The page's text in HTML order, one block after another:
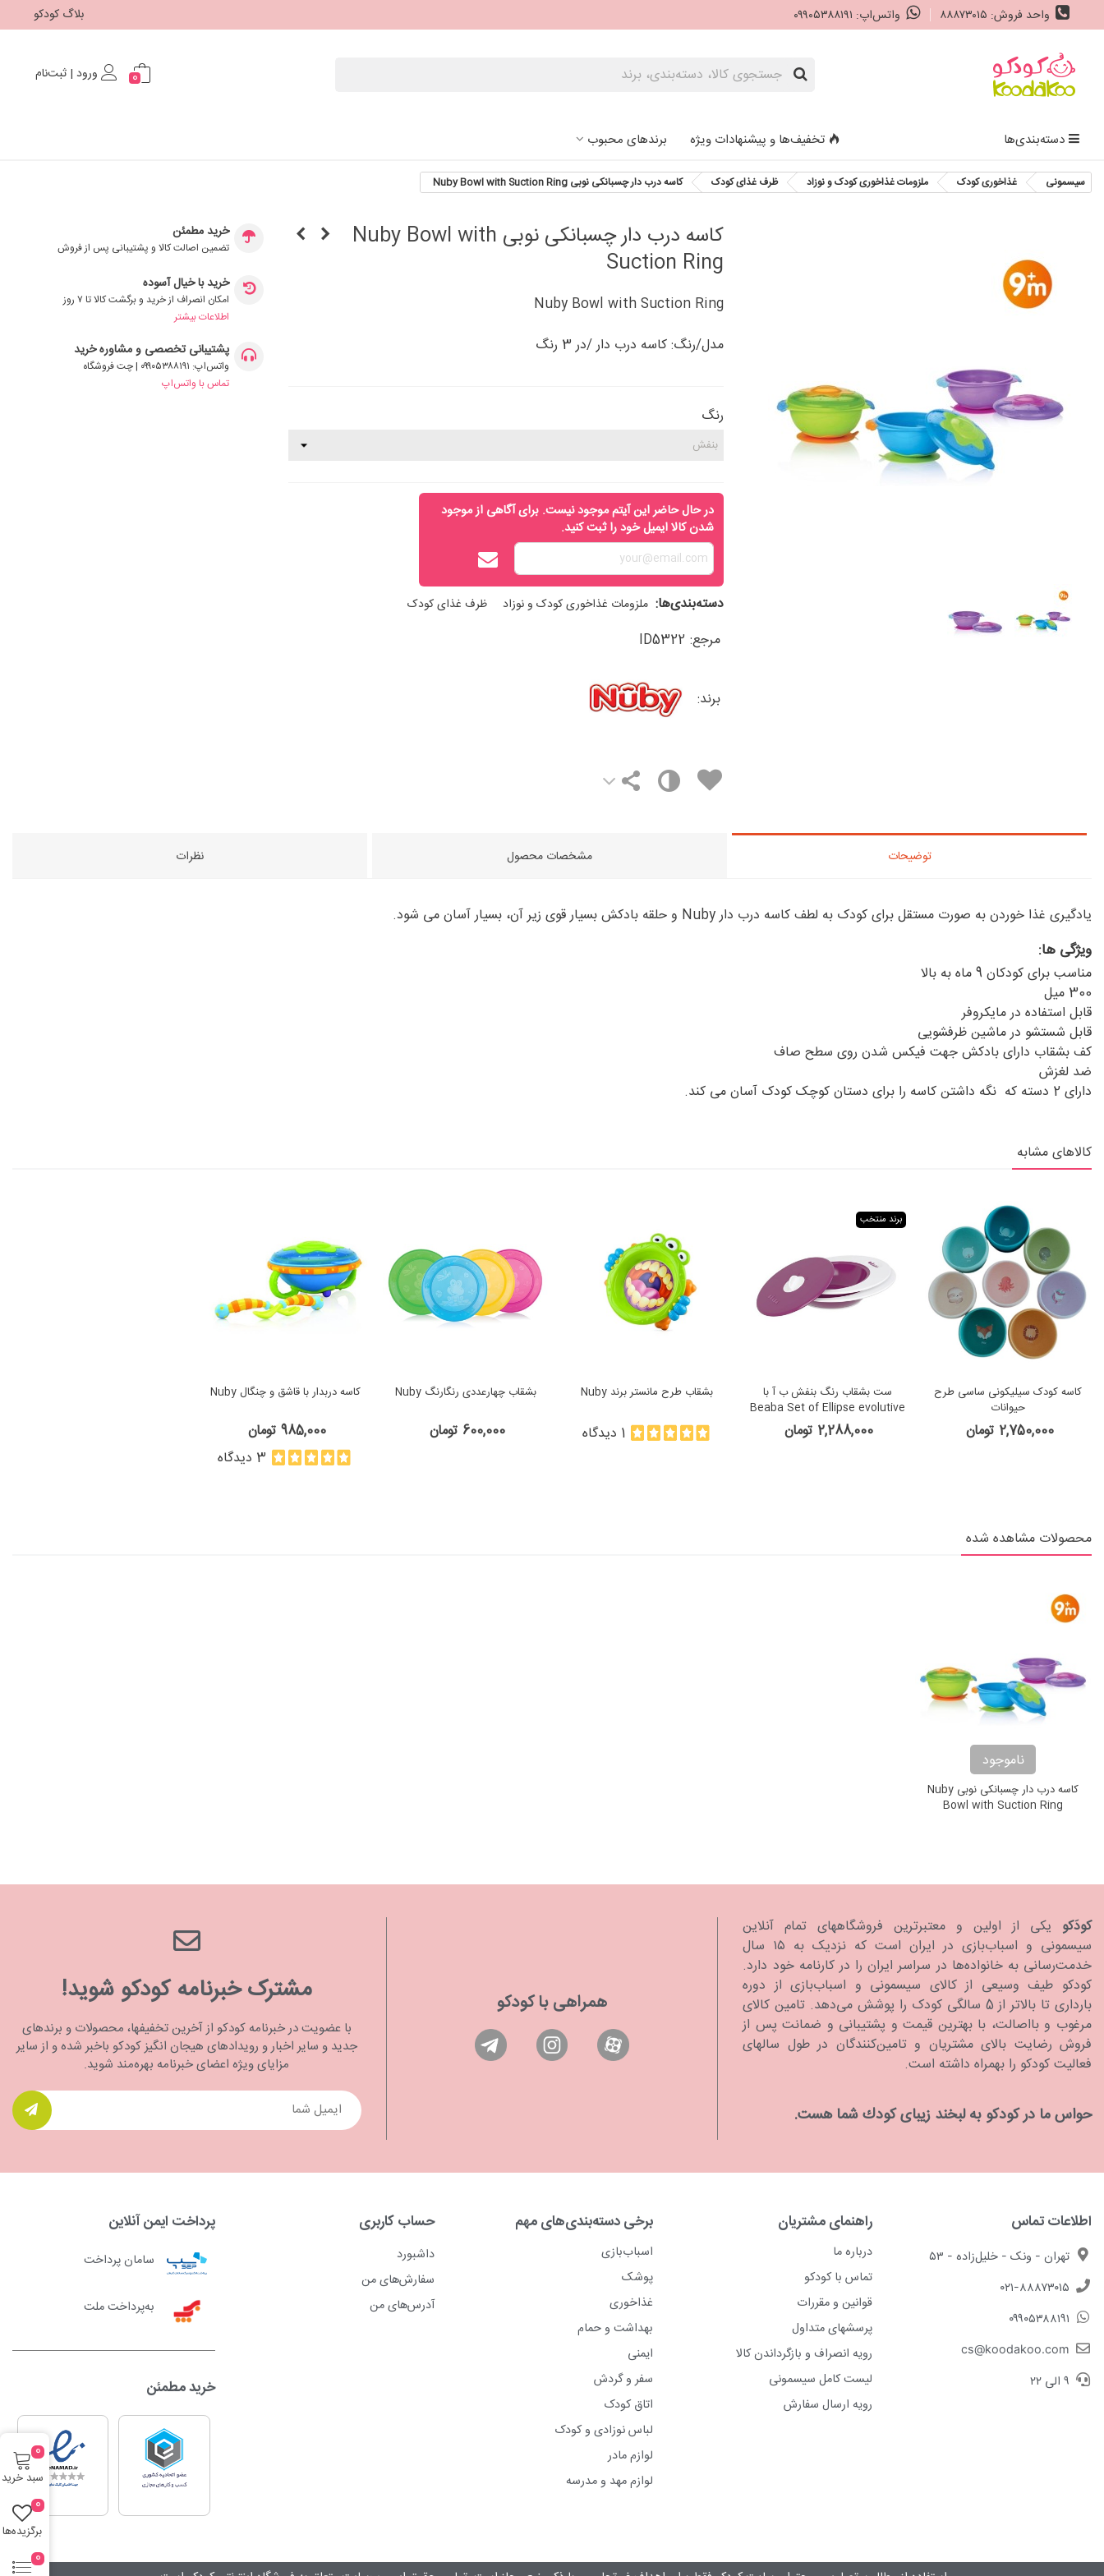
واحد فروش: ۸۸۸۷۳۰۱۵ واتس‌اپ: ۰۹۹۰۵۳۸۸۱۹۱ بلاگ کودکو
0 ورود | ثبت‌نام
دسته‌بندی‌ها تخفیف‌ها و پیشنهادات ویژه برندهای محبوب
سیسمونی غذاخوری کودک ملزومات غذاخوری کودک و نوزاد ظرف غذای کودک کاسه درب دار چسبانکی نوبی Nuby Bowl with Suction Ring
کاسه درب دار چسبانکی نوبی Nuby Bowl with
Suction Ring
Nuby Bowl with Suction Ring
مدل/رنگ: کاسه درب دار /در 3 رنگ
رنگ
در حال حاضر این آیتم موجود نیست. برای آگاهی از موجود
شدن کالا ایمیل خود را ثبت کنید.
دسته‌بندی‌ها: ملزومات غذاخوری کودک و نوزاد ظرف غذای کودک
مرجع: ID5322
برند:
خرید مطمئن
تضمین اصالت کالا و پشتیبانی پس از فروش
خرید با خیال آسوده
امکان انصراف از خرید و برگشت کالا تا ۷ روز
اطلاعات بیشتر
پشتیبانی تخصصی و مشاوره خرید
واتس‌اپ: ۰۹۹۰۵۳۸۸۱۹۱ | چت فروشگاه
تماس با واتس‌اپ
توضیحات مشخصات محصول نظرات
یادگیری غذا خوردن به صورت مستقل برای کودک به لطف کاسه درب دار Nuby و حلقه بادکش بسیار قوی زیر آن، بسیار آسان می شود.
ویژگی ها:
مناسب برای کودکان 9 ماه به بالا
300 میل
قابل استفاده در مایکروفر
قابل شستشو در ماشین ظرفشویی
کف بشقاب دارای بادکش جهت فیکس شدن روی سطح صاف
ضد لغزش
دارای 2 دسته که نگه داشتن کاسه را برای دستان کوچک کودک آسان می کند.
کالاهای مشابه
کاسه کودک سیلیکونی ساسی طرح
حیوانات
2,750,000 تومان
برند منتخب
ست بشقاب رنگ بنفش ب آ با
Beaba Set of Ellipse evolutive
plates
2,288,000 تومان
بشقاب طرح مانستر برند Nuby
1 دیدگاه
بشقاب چهارعددی رنگارنگ Nuby
600,000 تومان
كاسه دربدار با قاشق و چنگال Nuby
985,000 تومان
3 دیدگاه
محصولات مشاهده شده
ناموجود
کاسه درب دار چسبانکی نوبی Nuby
Bowl with Suction Ring
کودَکو یکی از اولین و معتبرترین فروشگاههای تمام آنلاین
سیسمونی و اسباب‌بازی در ایران است که نزدیک به ۱۵ سال
خدمت‌رسانی به خانواده‌ها در سراسر ایران را در کارنامه خود دارد.
كودكو طیف وسیعی از کالای سیسمونی و اسباب‌بازی از دوره
بارداری تا بالاتر از 5 سالگی کودک را پوشش می‌دهد. تامین کالای
مرغوب و بااصالت، با بهترین قیمت و پشتیبانی و ضمانت پس از
فروش رضایت بالای مشتریان و تامین‌کنندگان در طول سالهای
فعالیت کودکو را بهمراه داشته است.
حواس ما در كودكو به لبخند زیبای كودك شما هست.
همراهی با کودکو مشترک خبرنامه کودکو شوید!
با عضویت در خبرنامه کودکو از آخرین تخفیفها، محصولات و برندهای
جدید و سایر اخبار و رویدادهای هیجان انگیز کودکو باخبر شده و از سایر
مزایای ویژه اعضای خبرنامه بهره‌مند شوید.
اطلاعات تماس
تهران - ونک - خلیل‌زاده - ۵۳
۰۲۱-۸۸۸۷۳۰۱۵
۰۹۹۰۵۳۸۸۱۹۱
cs@koodakoo.com
۹ الی ۲۲
راهنمای مشتریان
درباره ما
تماس با کودکو
قوانین و مقررات
پرسشهای متداول
رویه انصراف و بازگرداندن کالا
لیست کامل سیسمونی
رویه ارسال سفارش
برخی دسته‌بندی‌های مهم
اسباب‌بازی
پوشک
غذاخوری
بهداشت و حمام
ایمنی
سفر و گردش
اتاق کودک
لباس نوزادی و کودک
لوازم مادر
لوازم مهد و مدرسه
حساب کاربری
داشبورد
سفارش‌های من
آدرس‌های من
پرداخت ایمن آنلاین
سامان پرداخت
به‌پرداخت ملت
خرید مطمئن
سبد خرید
0
برگزیده‌ها
0
0